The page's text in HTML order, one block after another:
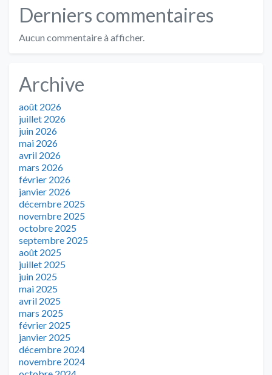
Derniers commentaires
Aucun commentaire à afficher.
Archive
août 2026
juillet 2026
juin 2026
mai 2026
avril 2026
mars 2026
février 2026
janvier 2026
décembre 2025
novembre 2025
octobre 2025
septembre 2025
août 2025
juillet 2025
juin 2025
mai 2025
avril 2025
mars 2025
février 2025
janvier 2025
décembre 2024
novembre 2024